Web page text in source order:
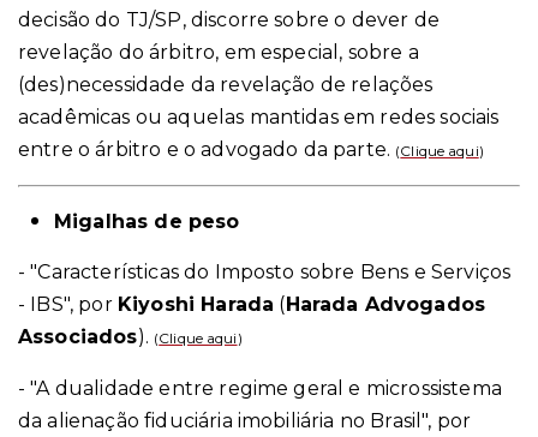
decisão do TJ/SP, discorre sobre o dever de
revelação do árbitro, em especial, sobre a
(des)necessidade da revelação de relações
acadêmicas ou aquelas mantidas em redes sociais
entre o árbitro e o advogado da parte. (Clique aqui)
Migalhas de peso
- "Características do Imposto sobre Bens e Serviços
- IBS", por Kiyoshi Harada (Harada Advogados
Associados). (Clique aqui )
- "A dualidade entre regime geral e microssistema
da alienação fiduciária imobiliária no Brasil", por